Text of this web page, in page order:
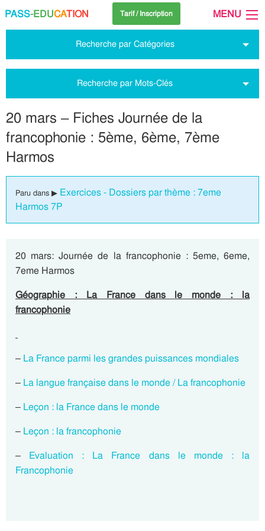
PASS-EDUCATION Tarif / Inscription MENU
Recherche par Catégories
Recherche par Mots-Clés
20 mars – Fiches Journée de la
francophonie : 5ème, 6ème, 7ème
Harmos
Paru dans ▶ Exercices - Dossiers par thème : 7eme
Harmos 7P
20 mars: Journée de la francophonie : 5eme, 6eme,
7eme Harmos
Géographie : La France dans le monde : la
francophonie
– La France parmi les grandes puissances mondiales
– La langue française dans le monde / La francophonie
– Leçon : la France dans le monde
– Leçon : la francophonie
– Evaluation : La France dans le monde : la
Francophonie